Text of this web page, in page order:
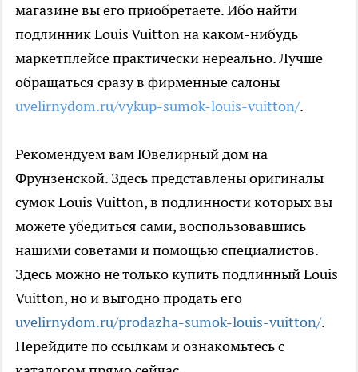
магазине вы его приобретаете. Ибо найти
подлинник Louis Vuitton на каком-нибудь
маркетплейсе практически нереально. Лучше
обращаться сразу в фирменные салоны
uvelirnydom.ru/vykup-sumok-louis-vuitton/.
Рекомендуем вам Ювелирный дом на
Фрунзенской. Здесь представлены оригиналы
сумок Louis Vuitton, в подлинности которых вы
можете убедиться сами, воспользовавшись
нашими советами и помощью специалистов.
Здесь можно не только купитьподлинный Louis
Vuitton, но и выгоднопродать его
uvelirnydom.ru/prodazha-sumok-louis-vuitton/.
Перейдите по ссылкам и ознакомьтесь с